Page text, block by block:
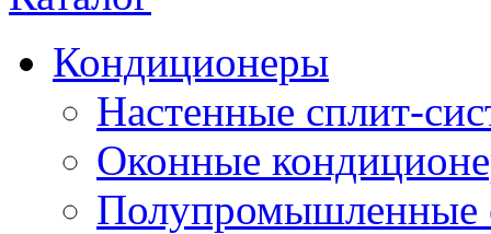
Кондиционеры
Настенные сплит-
Оконные
Полупромышленные